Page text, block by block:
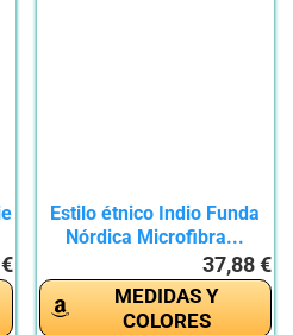
Estilo étnico Indio Funda
Nórdica Microfibra...
37,88 €
MEDIDAS Y
COLORES